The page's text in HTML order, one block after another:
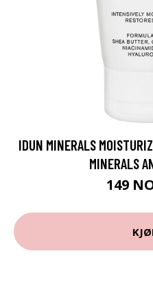
IDUN MINERALS
MINERALS
149